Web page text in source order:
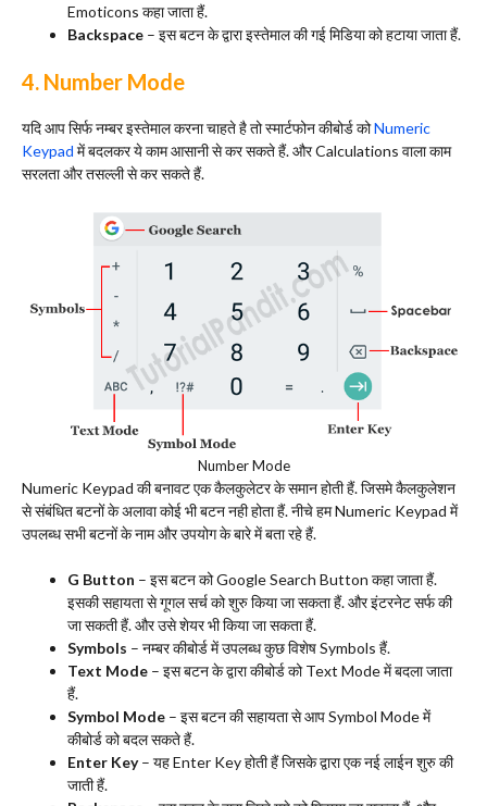
Emoticons कहा जाता हैं.
Backspace – इस बटन के द्वारा इस्तेमाल की गई मिडिया को हटाया जाता हैं.
4. Number Mode
यदि आप सिर्फ नम्बर इस्तेमाल करना चाहते है तो स्मार्टफोन कीबोर्ड कोNumeric
Keypad में बदलकर ये काम आसानी से कर सकते हैं. और Calculations वाला काम
सरलता और तसल्ली से कर सकते हैं.
Number Mode
Numeric Keypad की बनावट एक कैलकुलेटर के समान होती हैं. जिसमे कैलकुलेशन
से संबंधित बटनों के अलावा कोई भी बटन नही होता हैं. नीचे हम Numeric Keypad में
उपलब्ध सभी बटनों के नाम और उपयोग के बारे में बता रहे हैं.
G Button – इस बटन को Google Search Button कहा जाता हैं.
इसकी सहायता से गूगल सर्च को शुरु किया जा सकता हैं. और इंटरनेट सर्फ की
जा सकती हैं. और उसे शेयर भी किया जा सकता हैं.
Symbols – नम्बर कीबोर्ड में उपलब्ध कुछ विशेष Symbols हैं.
Text Mode – इस बटन के द्वारा कीबोर्ड को Text Mode में बदला जाता
हैं.
Symbol Mode – इस बटन की सहायता से आप Symbol Mode में
कीबोर्ड को बदल सकते हैं.
Enter Key– यह Enter Key होती हैं जिसके द्वारा एक नई लाईन शुरु की
जाती हैं.